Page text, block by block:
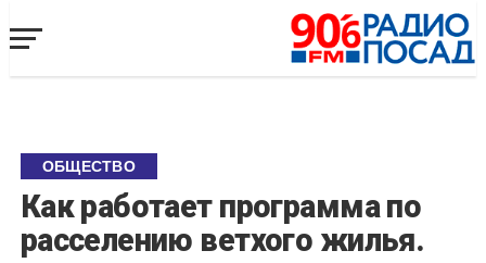
ОБЩЕСТВО
Как работает программа по
расселению ветхого жилья.